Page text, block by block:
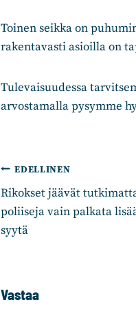
Toinen seikka on
rakentavasti asioilla on
Tulevaisuudessa
arvostamalla pysymme
Artikkelien
selaus
EDELLINEN
Rikokset jäävät
poliiseja vain palkata
syytä
Vastaa